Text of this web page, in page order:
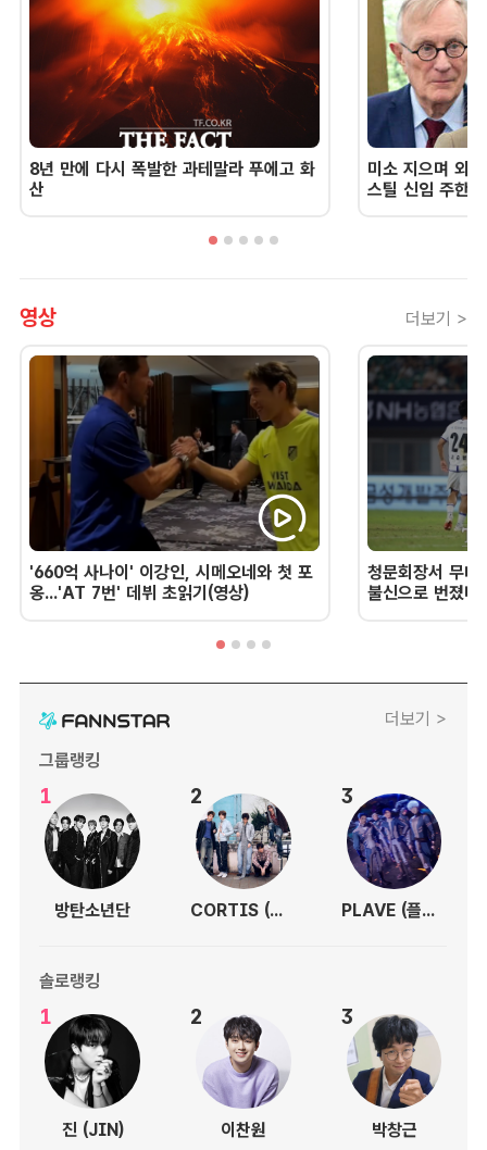
8년 만에 다시 폭발한 과테말라 푸에고 화
산
미소 지으며 외
스틸 신임 주한
영상 더보기 >
'660억 사나이' 이강인, 시메오네와 첫 포
옹...'AT 7번' 데뷔 초읽기(영상)
청문회장서 무너
불신으로 번졌
더보기 >
그룹랭킹
1
방탄소년단
2
CORTIS (코르티스)
3
PLAVE (플레이브)
솔로랭킹
1
진 (JIN)
2
이찬원
3
박창근